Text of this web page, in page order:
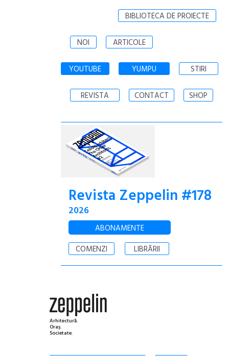
BIBLIOTECA DE PROIECTE
NOI ARTICOLE
YOUTUBE YUMPU STIRI
REVISTA CONTACT SHOP
Revista Zeppelin #178
2026
ABONAMENTE
COMENZI
LIBRĂRII
Arhitectură.
Oraș.
Societate.